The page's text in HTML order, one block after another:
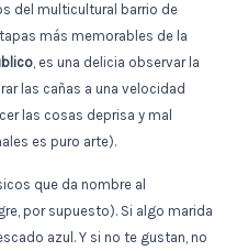
del multicultural barrio de
más memorables de la
, es una delicia observar la
las cañas a una velocidad
las cosas deprisa y mal
es puro arte).
que da nombre al
por supuesto). Si algo marida
azul. Y si no te gustan, no